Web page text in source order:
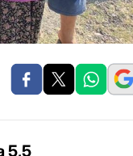
5,5